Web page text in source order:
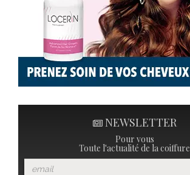
NEWSLETTER
Pour vous
Toute l'actualité de la coiffure